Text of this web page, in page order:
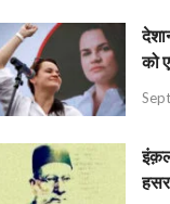
को